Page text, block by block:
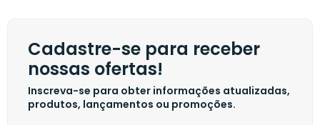
Cadastre-se para receber
nossas ofertas!
Inscreva-se para obter informações atualizadas,
produtos, lançamentos ou promoções.